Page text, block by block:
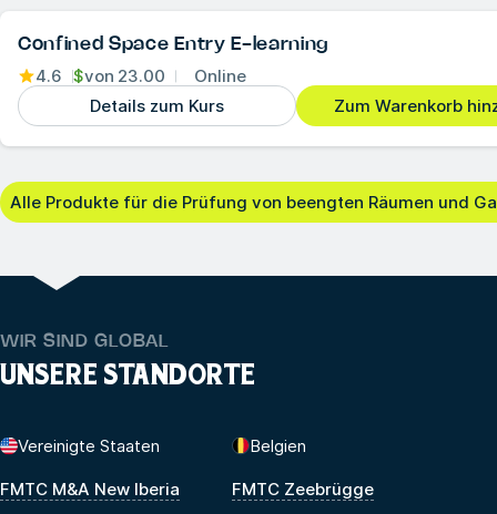
Confined Space Entry E-learning
4.6 $von 23.00
Online
Details zum Kurs
Zum Warenkorb
Alle Produkte für die Prüfung von beengten Räumen und
WIR SIND GLOBAL
UNSERE STANDORTE
Vereinigte Staaten
FMTC M&A New Iberia
Belgien
FMTC Zeebrügge